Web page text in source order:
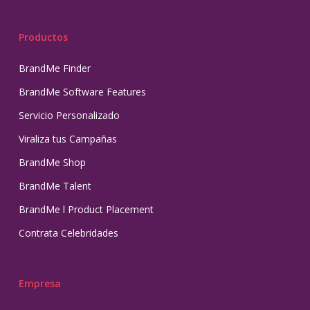
Productos
BrandMe Finder
BrandMe Software Features
Servicio Personalizado
Viraliza tus Campañas
BrandMe Shop
BrandMe Talent
BrandMe l Product Placement
Contrata Celebridades
Empresa